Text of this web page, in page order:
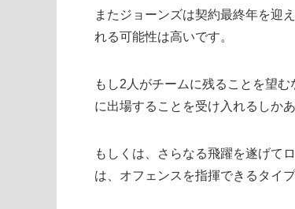
またジョーンズは契約最終年を迎
れる可能性は高いです。
もし2人がチームに残ることを望
に出場することを受け入れるしかあ
もしくは、さらなる飛躍を遂げて
は、オフェンスを指揮できるタイ